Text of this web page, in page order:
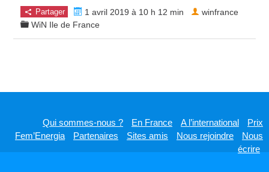
Partager
1 avril 2019 à 10 h 12 min
WiN Ile de France
winfrance
Qui sommes-nous ? En France A l’international
Prix
Fem’Energia
Partenaires Sites amis Nous rejoindre
Nous
écrire